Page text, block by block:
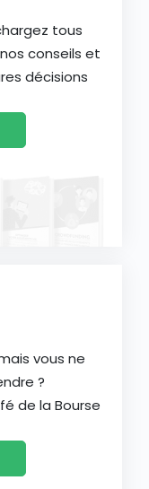
tous
conseils et
décisions
vous ne
?
de la Bourse